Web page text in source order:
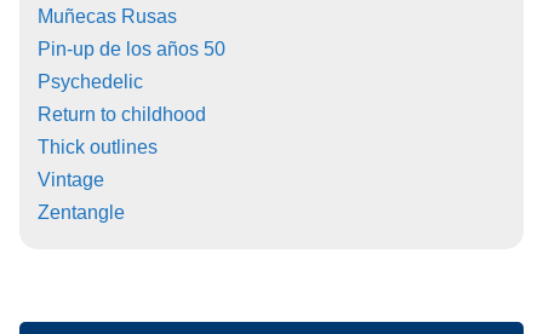
Muñecas Rusas
Pin-up de los años 50
Psychedelic
Return to childhood
Thick outlines
Vintage
Zentangle